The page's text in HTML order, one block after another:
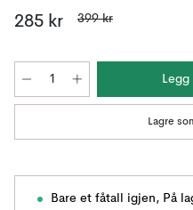
285 kr 399 kr
Lagre
Bare et fåtall igjen, På